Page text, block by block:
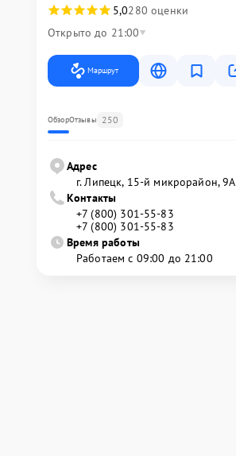
5,0280 оценки
Открыто до 21:00
Маршрут
ОбзорОтзывы 250
Адрес
г. Липецк, 15-й микрорайон, 9А
Контакты
+7 (800) 301-55-83
+7 (800) 301-55-83
Время работы
Работаем с 09:00 до 21:00